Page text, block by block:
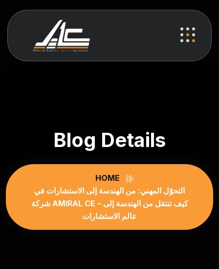
Blog Details
HOME
التحوّل المهني: من الهندسة إلى الاستشارات في
شركة AMIRAL CE – كيف تنتقل من الهندسة إلى
عالم الاستشارات